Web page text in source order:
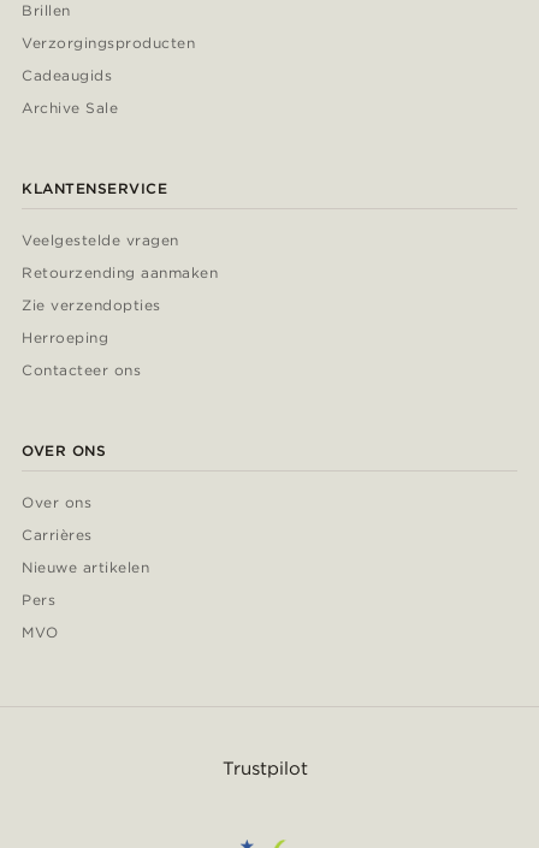
Brillen
Verzorgingsproducten
Cadeaugids
Archive Sale
KLANTENSERVICE
Veelgestelde vragen
Retourzending aanmaken
Zie verzendopties
Herroeping
Contacteer ons
OVER ONS
Over ons
Carrières
Nieuwe artikelen
Pers
MVO
Trustpilot